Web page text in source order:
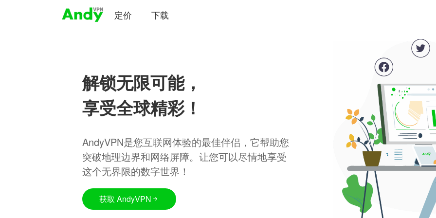
定价 下载
解锁无限可能，
享受全球精彩！
AndyVPN是您互联网体验的最佳伴侣，它帮助您
突破地理边界和网络屏障。让您可以尽情地享受
这个无界限的数字世界！
获取 AndyVPN